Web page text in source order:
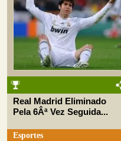
Real Madrid Eliminado
Pela 6Âª Vez Seguida...
Esportes